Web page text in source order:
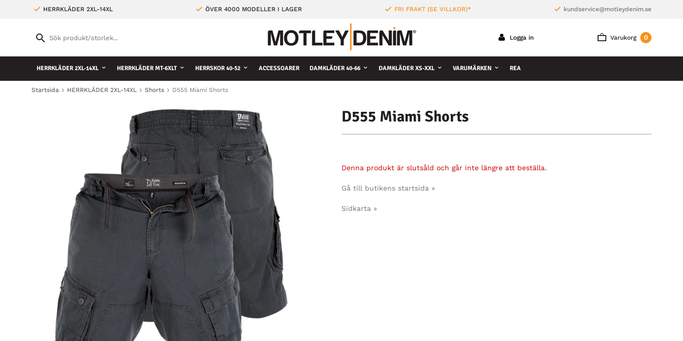
HERRKLÄDER 2XL-14XL ÖVER 4000 MODELLER I LAGER FRI FRAKT (SE VILLKOR)* kundservice@motleydenim.se
Varukorg 0
Logga in
HERRKLÄDER 2XL-14XL HERRKLÄDER MT-6XLT HERRSKOR 40-52 ACCESSOARER DAMKLÄDER 40-66 DAMKLÄDER XS-XXL VARUMÄRKEN REA
Startsida HERRKLÄDER 2XL-14XL Shorts D555 Miami Shorts
D555 Miami Shorts
Denna produkt är slutsåld och går inte längre att beställa.
Gå till butikens startsida »
Sidkarta »